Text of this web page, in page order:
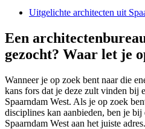
Uitgelichte architecten uit
Een
gezocht? Waar let je
Wanneer je op zoek bent naar die
kans fors dat je deze zult vinden bij
Spaarndam West. Als je op zoek
disciplines kan aanbieden, ben je bij
Spaarndam West aan het juiste adres.